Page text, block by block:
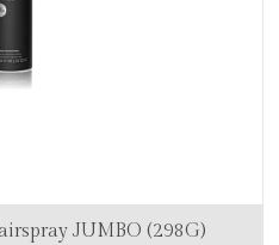
JUMBO (298G)